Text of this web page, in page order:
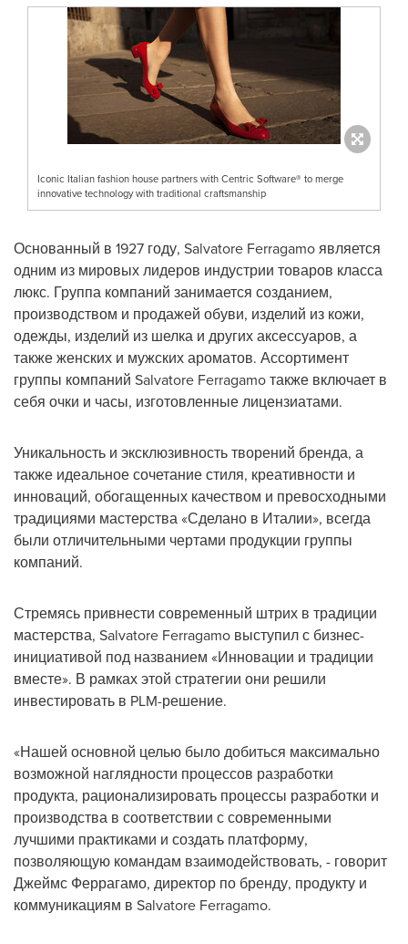
Iconic Italian fashion house partners with Centric Software® to merge
innovative technology with traditional craftsmanship
Основанный в 1927 году, Salvatore Ferragamoявляется
одним из мировых лидеров индустрии товаров класса
люкс. Группа компаний занимается созданием,
производством и продажей обуви, изделий из кожи,
одежды, изделий из шелка и других аксессуаров, а
также женских и мужских ароматов. Ассортимент
группы компаний Salvatore Ferragamoтакже включает в
себя очки и часы, изготовленные лицензиатами.
Уникальность и эксклюзивность творений бренда, а
также идеальное сочетание стиля, креативности и
инноваций, обогащенных качеством и превосходными
традициями мастерства «Сделано в Италии», всегда
были отличительными чертами продукции группы
компаний.
Стремясь привнести современный штрих в традиции
мастерства, Salvatore Ferragamo выступил с бизнес-
инициативой под названием «Инновации и традиции
вместе». В рамках этой стратегии они решили
инвестировать в PLM-решение.
«Нашей основной целью было добиться максимально
возможной наглядности процессов разработки
продукта, рационализировать процессы разработки и
производства в соответствии с современными
лучшими практиками и создать платформу,
позволяющую командам взаимодействовать, - говорит
Джеймс Феррагамо, директор по бренду, продукту и
коммуникациям в Salvatore Ferragamo.